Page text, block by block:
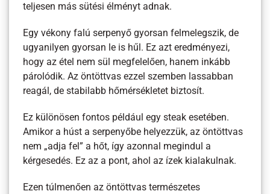
teljesen más sütési élményt adnak.
Egy vékony falú serpenyő gyorsan felmelegszik, de
ugyanilyen gyorsan le is hűl. Ez azt eredményezi,
hogy az étel nem sül megfelelően, hanem inkább
párolódik. Az öntöttvas ezzel szemben lassabban
reagál, de stabilabb hőmérsékletet biztosít.
Ez különösen fontos például egy steak esetében.
Amikor a húst a serpenyőbe helyezzük, az öntöttvas
nem „adja fel” a hőt, így azonnal megindul a
kérgesedés. Ez az a pont, ahol az ízek kialakulnak.
Ezen túlmenően az öntöttvas természetes